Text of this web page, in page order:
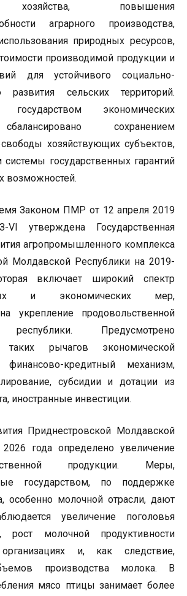
хозяйства, повышения
аграрного производства,
природных ресурсов,
производимой продукции и
для устойчивого социально-
развития сельских территорий.
государством экономических
сохранением
хозяйствующих субъектов,
государственных гарантий
возможностей.
Законом ПМР от 12 апреля 2019
утверждена Государственная
агропромышленного комплекса
Молдавской Республики на 2019-
включает широкий спектр
и экономических мер,
укрепление продовольственной
республики. Предусмотрено
таких рычагов экономической
кредитный механизм,
субсидии и дотации из
иностранные инвестиции.
Приднестровской Молдавской
года определено увеличение
продукции. Меры,
государством, по поддержке
особенно молочной отрасли, дают
увеличение поголовья
рост молочной продуктивности
и, как следствие,
производства молока. В
мясо птицы занимает более